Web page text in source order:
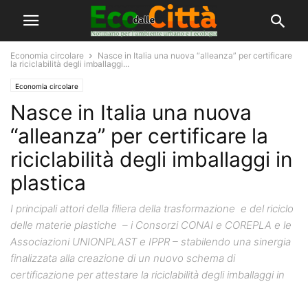
Economia circolare
Nasce in Italia una nuova “alleanza” per certificare
la riciclabilità degli imballaggi...
Economia circolare
Nasce in Italia una nuova
“alleanza” per certificare la
riciclabilità degli imballaggi in
plastica
I principali attori della filiera della trasformazione e del riciclo
delle materie plastiche – i Consorzi CONAI e COREPLA e le
Associazioni UNIONPLAST e IPPR – stabilendo una sinergia
finalizzata alla creazione di un nuovo schema di
certificazione per attestare la riciclabilità degli imballaggi in